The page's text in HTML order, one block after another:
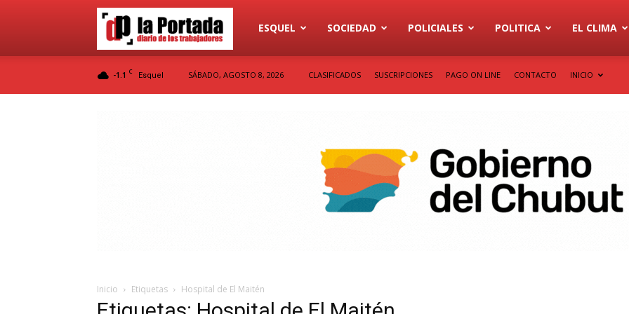
Diario
ESQUEL SOCIEDAD POLICIALES POLITICA EL CLIMA
-1.1 C Esquel SÁBADO, AGOSTO 8, 2026 CLASIFICADOS SUSCRIPCIONES PAGO ON LINE CONTACTO INICIO
Inicio Etiquetas Hospital de El Maitén